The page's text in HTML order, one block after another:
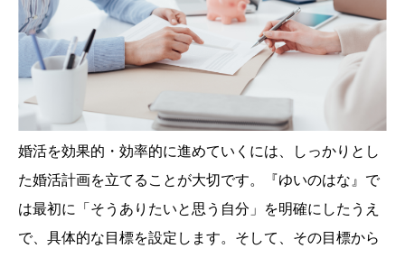
婚活を効果的・効率的に進めていくには、しっかりとし
た婚活計画を立てることが大切です。『ゆいのはな』で
は最初に「そうありたいと思う自分」を明確にしたうえ
で、具体的な目標を設定します。そして、その目標から